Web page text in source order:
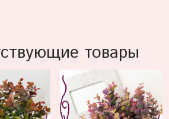
товары